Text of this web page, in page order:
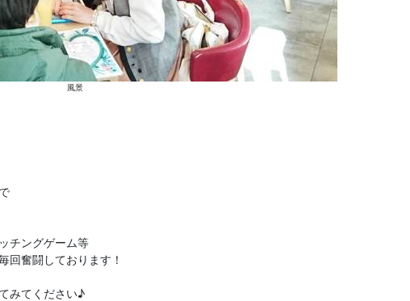
風景
チングゲーム等
回奮闘しております！
みてください♪